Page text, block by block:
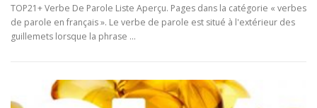
TOP21+ Verbe De Parole Liste Aperçu. Pages dans la catégorie « verbes
de parole en français ». Le verbe de parole est situé à l'extérieur des
guillemets lorsque la phrase …